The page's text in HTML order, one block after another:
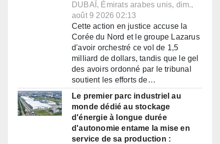
DUBAÏ, Émirats arabes unis, dim.,
août 9 2026 02:13
Cette action en justice accuse la
Corée du Nord et le groupe Lazarus
d'avoir orchestré ce vol de 1,5
milliard de dollars, tandis que le gel
des avoirs ordonné par le tribunal
soutient les efforts de…
Le premier parc industriel au
monde dédié au stockage
d'énergie à longue durée
d'autonomie entame la mise en
service de sa production :